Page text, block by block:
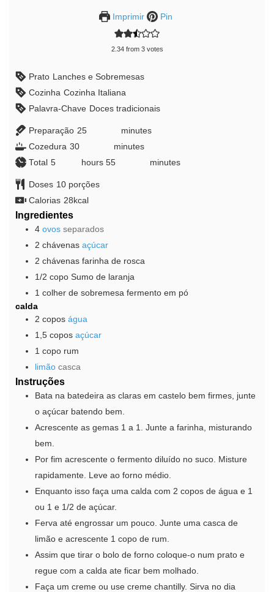
Imprimir Pin
2.34from 3votes
Prato
Lanches e Sobremesas
Cozinha Cozinha Italiana
Palavra-Chave Doces tradicionais
Preparação 25minutes
minutes
Cozedura 30minutes
minutes
Total 5hours hours 55minutes minutes
Doses 10 porções
Calorias 28 kcal
Ingredientes
4 ovos separados
2 chávenas açúcar
2 chávenas farinha de rosca
1/2 copo Sumo de laranja
1 colher de sobremesa fermento em pó
calda
2 copos água
1,5 copos açúcar
1 copo rum
limão casca
Instruções
Bata na batedeira as claras em castelo bem firmes, junte
o açúcar batendo bem.
Acrescente as gemas 1 a 1. Junte a farinha, misturando
bem.
Por fim acrescente o fermento diluído no suco. Misture
rapidamente. Leve ao forno médio.
Enquanto isso faça uma calda com 2 copos de água e 1
ou 1 e 1/2 de açúcar.
Ferva até engrossar um pouco. Junte uma casca de
limão e acrescente 1 copo de rum.
Assim que tirar o bolo de forno coloque-o num prato e
regue com a calda ate ficar bem molhado.
Faça um creme ou use creme chantilly. Sirva no dia